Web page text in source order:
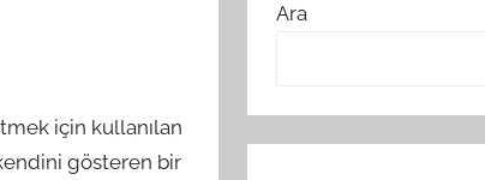
için kullanılan
kendini gösteren bir
Ara